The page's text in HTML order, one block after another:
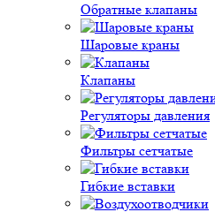
Обратные клапаны
Шаровые краны
Клапаны
Регуляторы давления
Фильтры сетчатые
Гибкие вставки